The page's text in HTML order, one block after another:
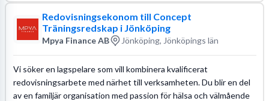
Redovisningsekonom till Concept
Träningsredskap i Jönköping
Mpya Finance AB Jönköping, Jönköpings län
Vi söker en lagspelare som vill kombinera kvalificerat
redovisningsarbete med närhet till verksamheten. Du blir en del
av en familjär organisation med passion för hälsa och välmående